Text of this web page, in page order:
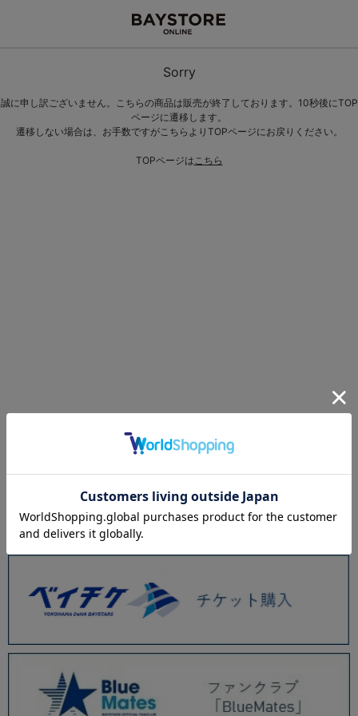
Sorry
誠に申し訳ございません。こちらの商品は販売が終了しております。10秒後にTOP
ページに遷移します。
遷移しない場合は、お手数ですがこちらよりTOPページにお戻りください。
TOPページはこちら